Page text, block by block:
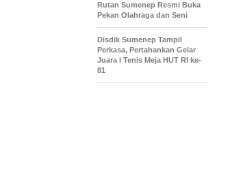
Rutan Sumenep Resmi Buka
Pekan Olahraga dan Seni
Disdik Sumenep Tampil
Perkasa, Pertahankan Gelar
Juara I Tenis Meja HUT RI ke-
81